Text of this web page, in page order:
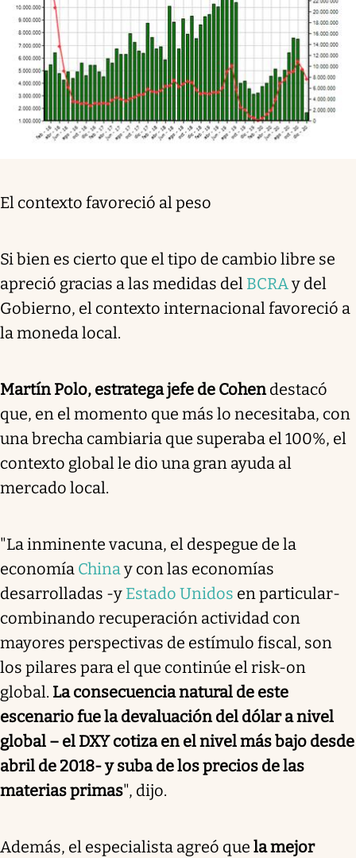
El contexto favoreció al peso
Si bien es cierto que el tipo de cambio libre se
apreció gracias a las medidas del BCRAy del
Gobierno, el contexto internacional favoreció a
la moneda local.
Martín Polo, estratega jefe de Cohendestacó
que, en el momento que más lo necesitaba, con
una brecha cambiaria que superaba el 100%, el
contexto global le dio una gran ayuda al
mercado local.
"La inminente vacuna, el despegue de la
economía Chinay con las economías
desarrolladas -y Estado Unidos en particular-
combinando recuperación actividad con
mayores perspectivas de estímulo fiscal, son
los pilares para el que continúe el risk-on
global. La consecuencia natural de este
escenario fue la devaluación del dólar a nivel
global – el DXY cotiza en el nivel más bajo desde
abril de 2018- y suba de los precios de las
materias primas", dijo.
Además, el especialista agreó que la mejor